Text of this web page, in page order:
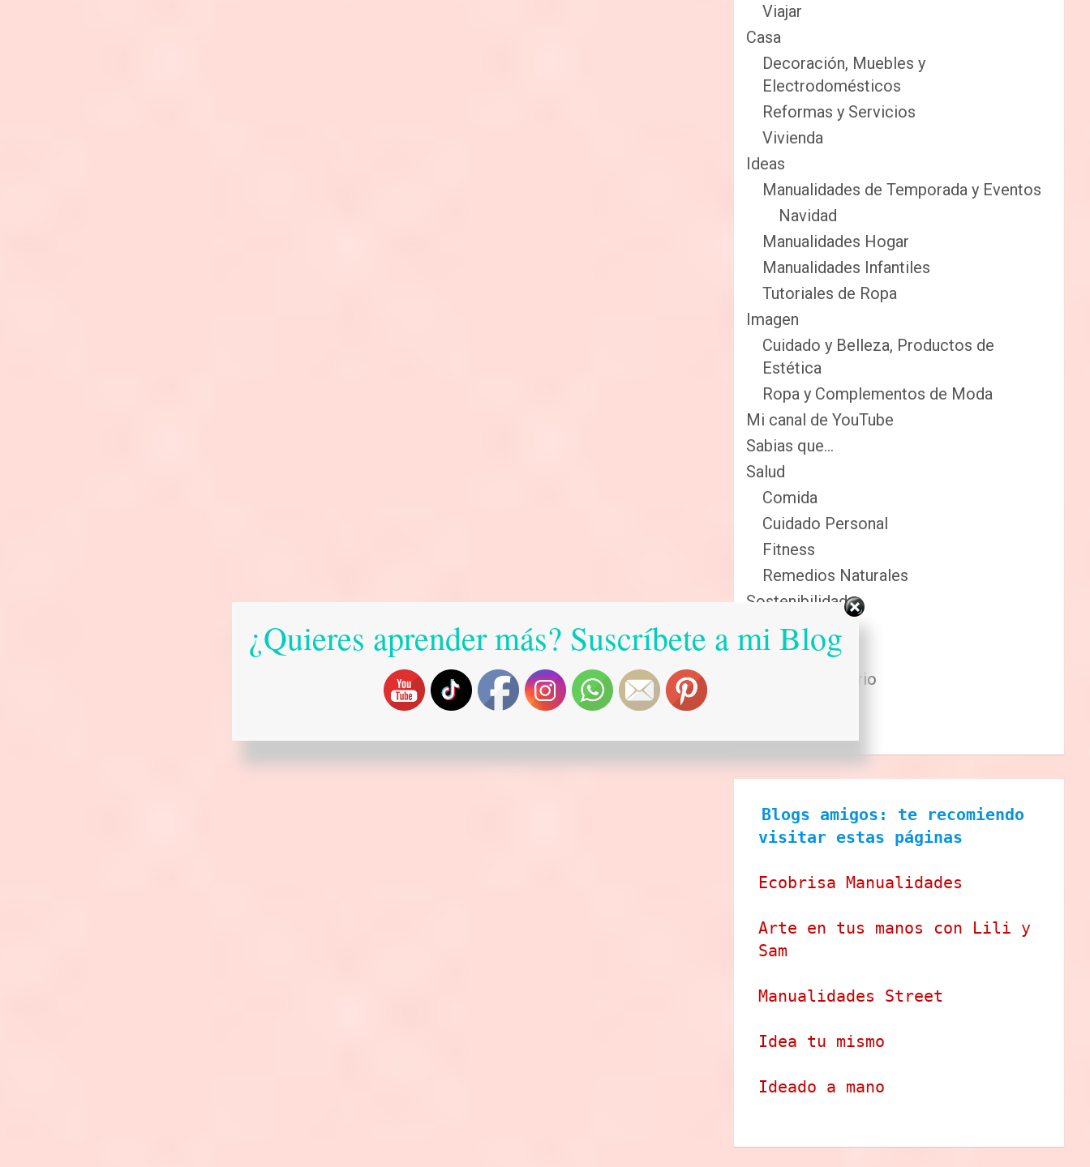
Viajar
Casa
Decoración, Muebles y
Electrodomésticos
Reformas y Servicios
Vivienda
Ideas
Manualidades de Temporada y Eventos
Navidad
Manualidades Hogar
Manualidades Infantiles
Tutoriales de Ropa
Imagen
Cuidado y Belleza, Productos de
Estética
Ropa y Complementos de Moda
Mi canal de YouTube
Sabias que…
Salud
Comida
Cuidado Personal
Fitness
Remedios Naturales
Sostenibilidad
Reciclaje
Renovables
Sector Primario
Blogs amigos: te recomiendo
visitar estas páginas
Ecobrisa Manualidades
Arte en tus manos con Lili y
Sam
Manualidades Street
Idea tu mismo
Ideado a mano
¿Quieres aprender más? Suscríbete a mi Blog